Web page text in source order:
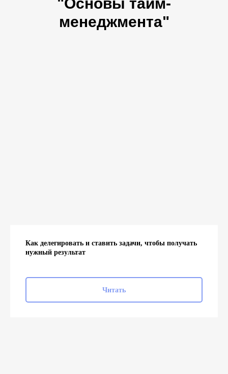
"Основы тайм-
менеджмента"
Как делегировать и ставить задачи, чтобы получать
нужный результат
Читать